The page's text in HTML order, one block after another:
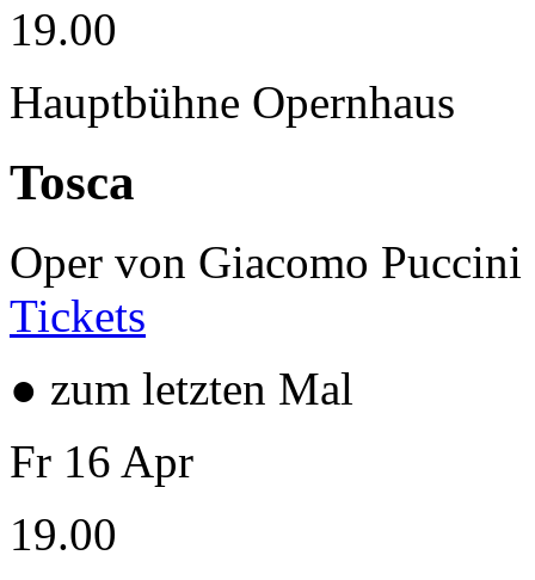
19.00
Hauptbühne Opernhaus
Tosca
Oper von Giacomo Puccini
Tickets
● zum letzten Mal
Fr 16 Apr
19.00